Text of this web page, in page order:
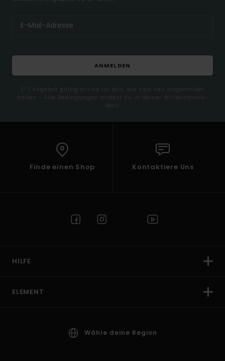
ANMELDEN
(*) Angebot gültig online für alle, die sich neu angemeldet
haben - Alle Bedingungen findest du in deiner Willkommens-
Mail
Finde einen Shop Kontaktiere Uns
HILFE
ELEMENT
Wähle deine Region